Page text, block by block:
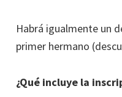
Habrá igualmente un
primer hermano
¿Qué incluye la